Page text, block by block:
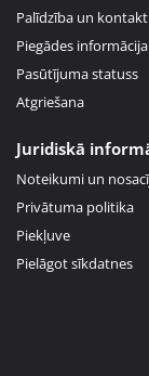
Palīdzība un
Piegādes informācija
Pasūtījuma statuss
Atgriešana
Juridiskā
Noteikumi un
Privātuma politika
Piekļuve
Pielāgot sīkdatnes